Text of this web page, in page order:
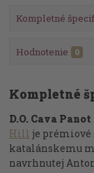
Kompletné
Hodnotenie 0
Kompletné
D.O. Cava
Hill je prémiové
katalánskemu
navrhnutej